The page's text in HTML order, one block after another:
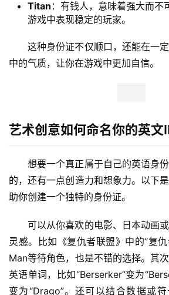
Titan ：有钱人，意味着强大而不
游戏中表现稳定的玩家。
这种身份证不仅顺口，还能在一
中的气质，让你在游戏中更加自信。
艺术创意如何命名你的英文
想要一个真正属于自己的英语身
的，还有一点创造力和想象力。以下
助你创建一个独特的身份证。
可以从你喜欢的电影、日本动画
灵感。比如《复仇者联盟》中的“复
Man等待角色，也是不错的选择。其
英语单词，比如“Berserker”变为
变为“Drago”。还可以结合数据或符